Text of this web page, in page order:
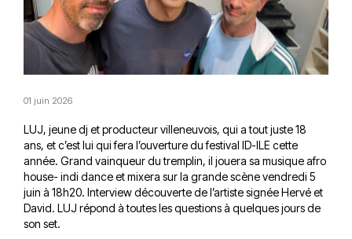
01 juin 2026
LUJ, jeune dj et producteur villeneuvois, qui a tout juste 18
ans, et c’est lui qui fera l’ouverture du festival ID-ILE cette
année. Grand vainqueur du tremplin, il jouera sa musique afro
house- indi dance et mixera sur la grande scène vendredi 5
juin à 18h20. Interview découverte de l’artiste signée Hervé et
David. LUJ répond à toutes les questions à quelques jours de
son set.